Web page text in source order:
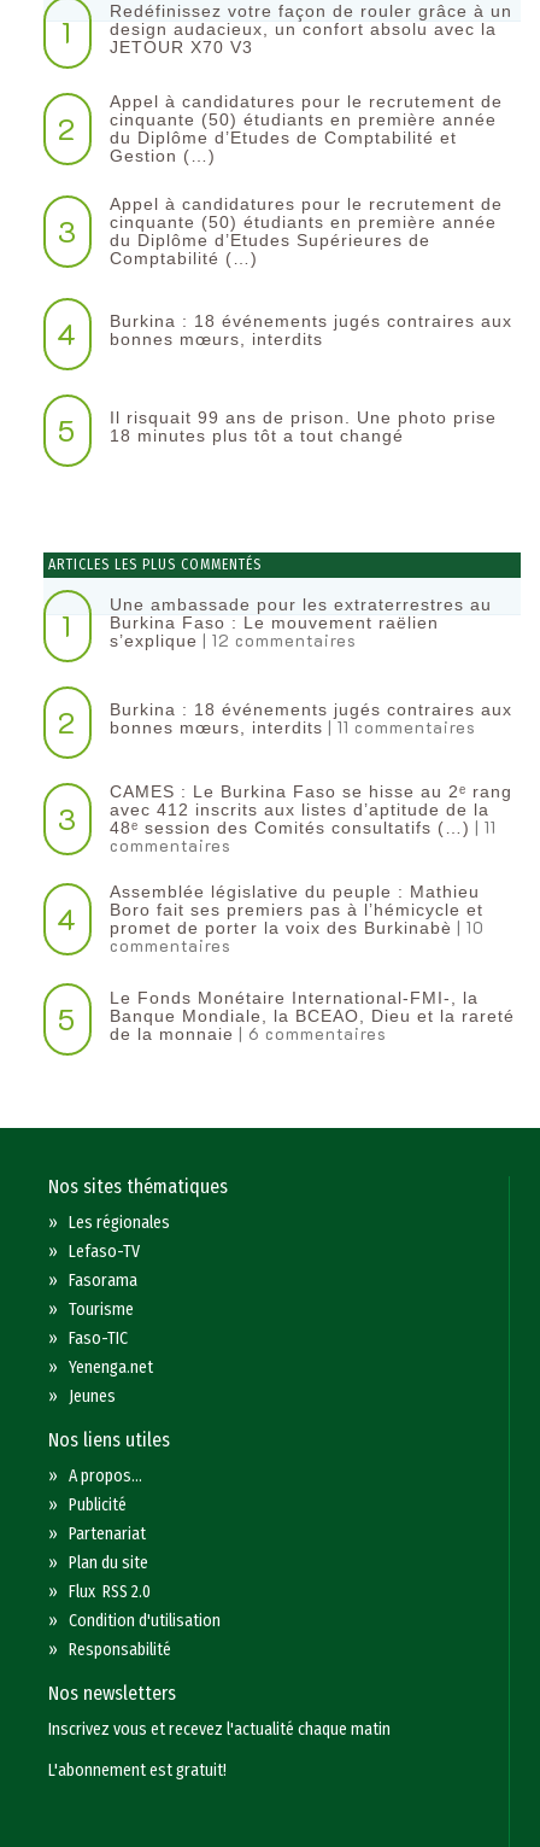
1
Redéfinissez votre façon de rouler grâce à un
design audacieux, un confort absolu avec la
JETOUR X70 V3
2
Appel à candidatures pour le recrutement de
cinquante (50) étudiants en première année
du Diplôme d’Etudes de Comptabilité et
Gestion (…)
3
Appel à candidatures pour le recrutement de
cinquante (50) étudiants en première année
du Diplôme d’Etudes Supérieures de
Comptabilité (…)
4
Burkina : 18 événements jugés contraires aux
bonnes mœurs, interdits
5
Il risquait 99 ans de prison. Une photo prise
18 minutes plus tôt a tout changé
ARTICLES LES PLUS COMMENTÉS
1
Une ambassade pour les extraterrestres au
Burkina Faso : Le mouvement raëlien
s’explique | 12 commentaires
2
Burkina : 18 événements jugés contraires aux
bonnes mœurs, interdits | 11 commentaires
3
CAMES : Le Burkina Faso se hisse au 2ᵉ rang
avec 412 inscrits aux listes d’aptitude de la
48ᵉ session des Comités consultatifs (…) | 11
commentaires
4
Assemblée législative du peuple : Mathieu
Boro fait ses premiers pas à l’hémicycle et
promet de porter la voix des Burkinabè | 10
commentaires
5
Le Fonds Monétaire International-FMI-, la
Banque Mondiale, la BCEAO, Dieu et la rareté
de la monnaie | 6 commentaires
Nos sites thématiques
»Les régionales
»Lefaso-TV
»Fasorama
»Tourisme
»Faso-TIC
»Yenenga.net
» Jeunes
Nos liens utiles
»A propos...
»Publicité
»Partenariat
»Plan du site
»Flux RSS 2.0
»Condition d'utilisation
»Responsabilité
Nos newsletters
Inscrivez vous et recevez l'actualité chaque matin
L'abonnement est gratuit!